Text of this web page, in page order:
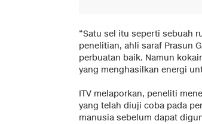
“Satu sel itu seperti sebuah
penelitian, ahli saraf Prasun
perbuatan baik. Namun
yang menghasilkan energi
ITV melaporkan, peneliti
yang telah diuji coba pada
manusia sebelum dapat